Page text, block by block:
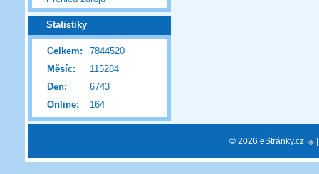
Statistiky
Online: 164
Celkem:
7844520
Měsíc:
115284
Den:
6743
© 2026 eStránky.cz